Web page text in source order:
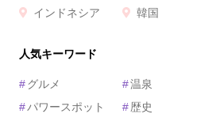
インドネシア
韓国
人気キーワード
#グルメ #温泉
#パワースポット #歴史